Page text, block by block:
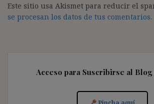
Este sitio usa Akismet para reducir el
se procesan los datos de tus comentarios.
Acceso para Suscribirse al Blog